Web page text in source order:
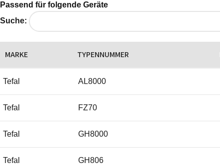
Passend für folgende Geräte
Suche:
MARKE TYPENNUMMER
Tefal AL8000
Tefal FZ70
Tefal GH8000
Tefal GH806